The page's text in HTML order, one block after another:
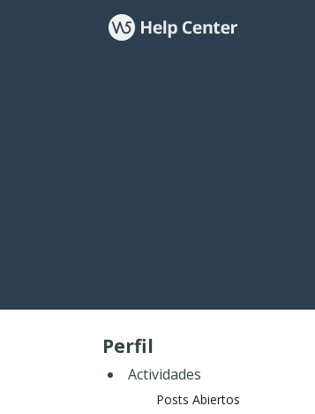
Perfil
Actividades
Posts Abiertos